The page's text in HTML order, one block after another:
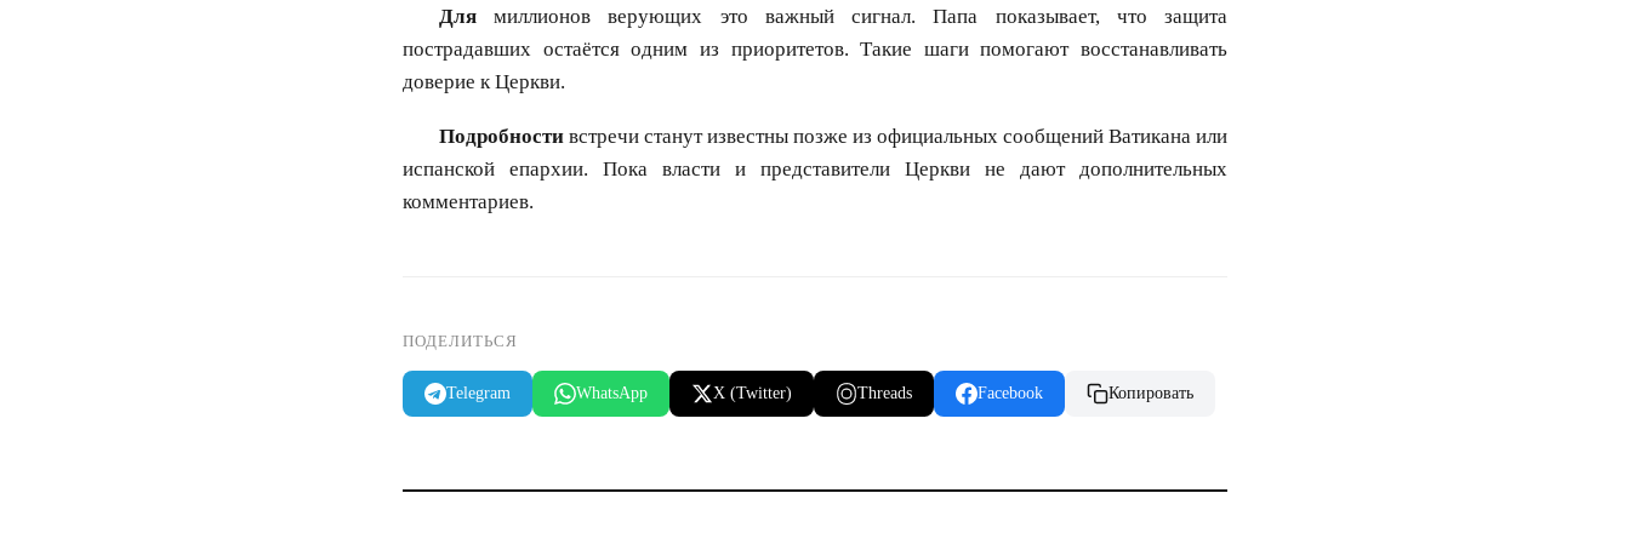
Для миллионов верующих это важный сигнал. Папа показывает, что защита
пострадавших остаётся одним из приоритетов. Такие шаги помогают восстанавливать
доверие к Церкви.
Подробности встречи станут известны позже из официальных сообщений Ватикана или
испанской епархии. Пока власти и представители Церкви не дают дополнительных
комментариев.
ПОДЕЛИТЬСЯ
Telegram WhatsApp X (Twitter) Threads Facebook Копировать